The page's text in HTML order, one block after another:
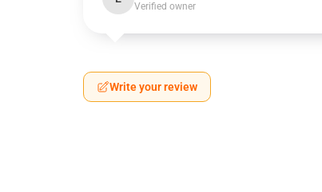
Verified owner
Write your review